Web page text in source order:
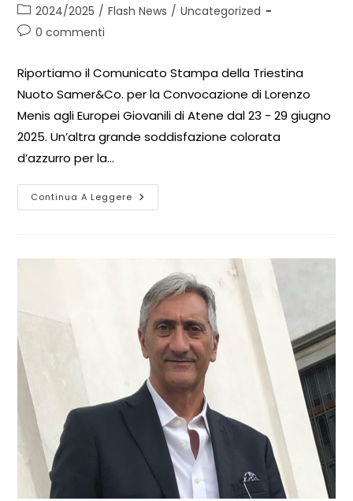
2024/2025 / Flash News / Uncategorized
0 commenti
Riportiamo il Comunicato Stampa della Triestina
Nuoto Samer&Co. per la Convocazione di Lorenzo
Menis agli Europei Giovanili di Atene dal 23 - 29 giugno
2025. Un’altra grande soddisfazione colorata
d’azzurro per la…
Continua A Leggere